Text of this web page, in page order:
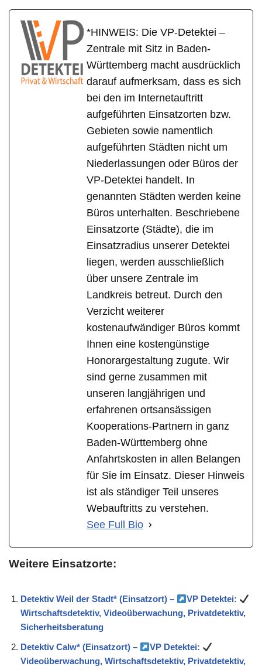
*HINWEIS: Die VP-Detektei –
Zentrale mit Sitz in Baden-
Württemberg macht ausdrücklich
darauf aufmerksam, dass es sich
bei den im Internetauftritt
aufgeführten Einsatzorten bzw.
Gebieten sowie namentlich
aufgeführten Städten nicht um
Niederlassungen oder Büros der
VP-Detektei handelt. In
genannten Städten werden keine
Büros unterhalten. Beschriebene
Einsatzorte (Städte), die im
Einsatzradius unserer Detektei
liegen, werden ausschließlich
über unsere Zentrale im
Landkreis betreut. Durch den
Verzicht weiterer
kostenaufwändiger Büros kommt
Ihnen eine kostengünstige
Honorargestaltung zugute. Wir
sind gerne zusammen mit
unseren langjährigen und
erfahrenen ortsansässigen
Kooperations-Partnern in ganz
Baden-Württemberg ohne
Anfahrtskosten in allen Belangen
für Sie im Einsatz. Dieser Hinweis
ist als ständiger Teil unseres
Webauftritts zu verstehen.
See Full Bio
Weitere Einsatzorte:
Detektiv Weil der Stadt* (Einsatzort) –
VP Detektei:
Wirtschaftsdetektiv, Videoüberwachung, Privatdetektiv,
Sicherheitsberatung
Detektiv Calw* (Einsatzort) –
VP Detektei:
Videoüberwachung, Wirtschaftsdetektiv, Privatdetektiv,